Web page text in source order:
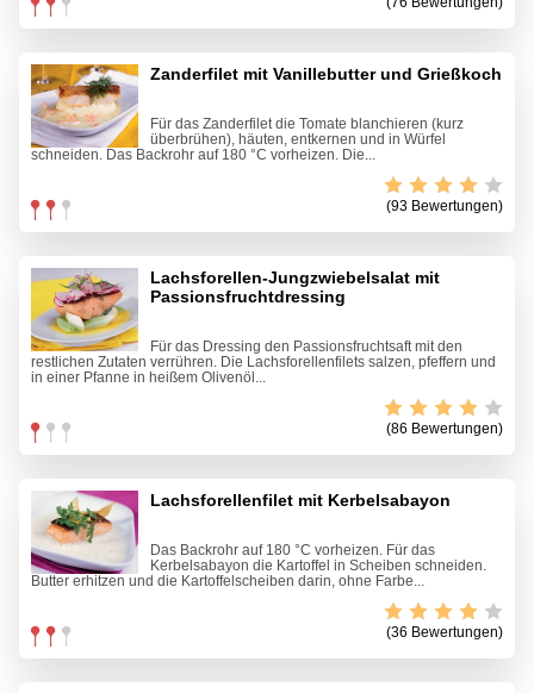
Zanderfilet mit Vanillebutter und Grießkoch
Für das Zanderfilet die Tomate blanchieren (kurz
überbrühen), häuten, entkernen und in Würfel
schneiden. Das Backrohr auf 180 °C vorheizen. Die...
(93 Bewertungen)
Lachsforellen-Jungzwiebelsalat mit
Passionsfruchtdressing
Für das Dressing den Passionsfruchtsaft mit den
restlichen Zutaten verrühren. Die Lachsforellenfilets salzen, pfeffern und
in einer Pfanne in heißem Olivenöl...
(86 Bewertungen)
Lachsforellenfilet mit Kerbelsabayon
Das Backrohr auf 180 °C vorheizen. Für das
Kerbelsabayon die Kartoffel in Scheiben schneiden.
Butter erhitzen und die Kartoffelscheiben darin, ohne Farbe...
(36 Bewertungen)